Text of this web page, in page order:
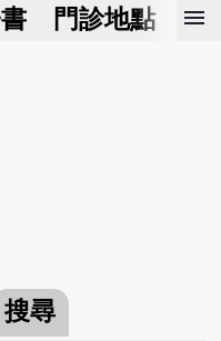
門診地點 預
menu
搜尋